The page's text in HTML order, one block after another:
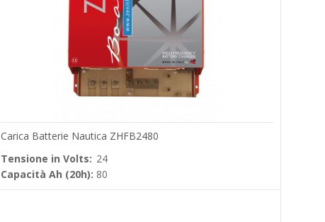
Carica Batterie Nautica ZHFB2480
Tensione in Volts: 24
Capacità Ah (20h): 80